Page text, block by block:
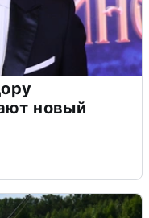
новый